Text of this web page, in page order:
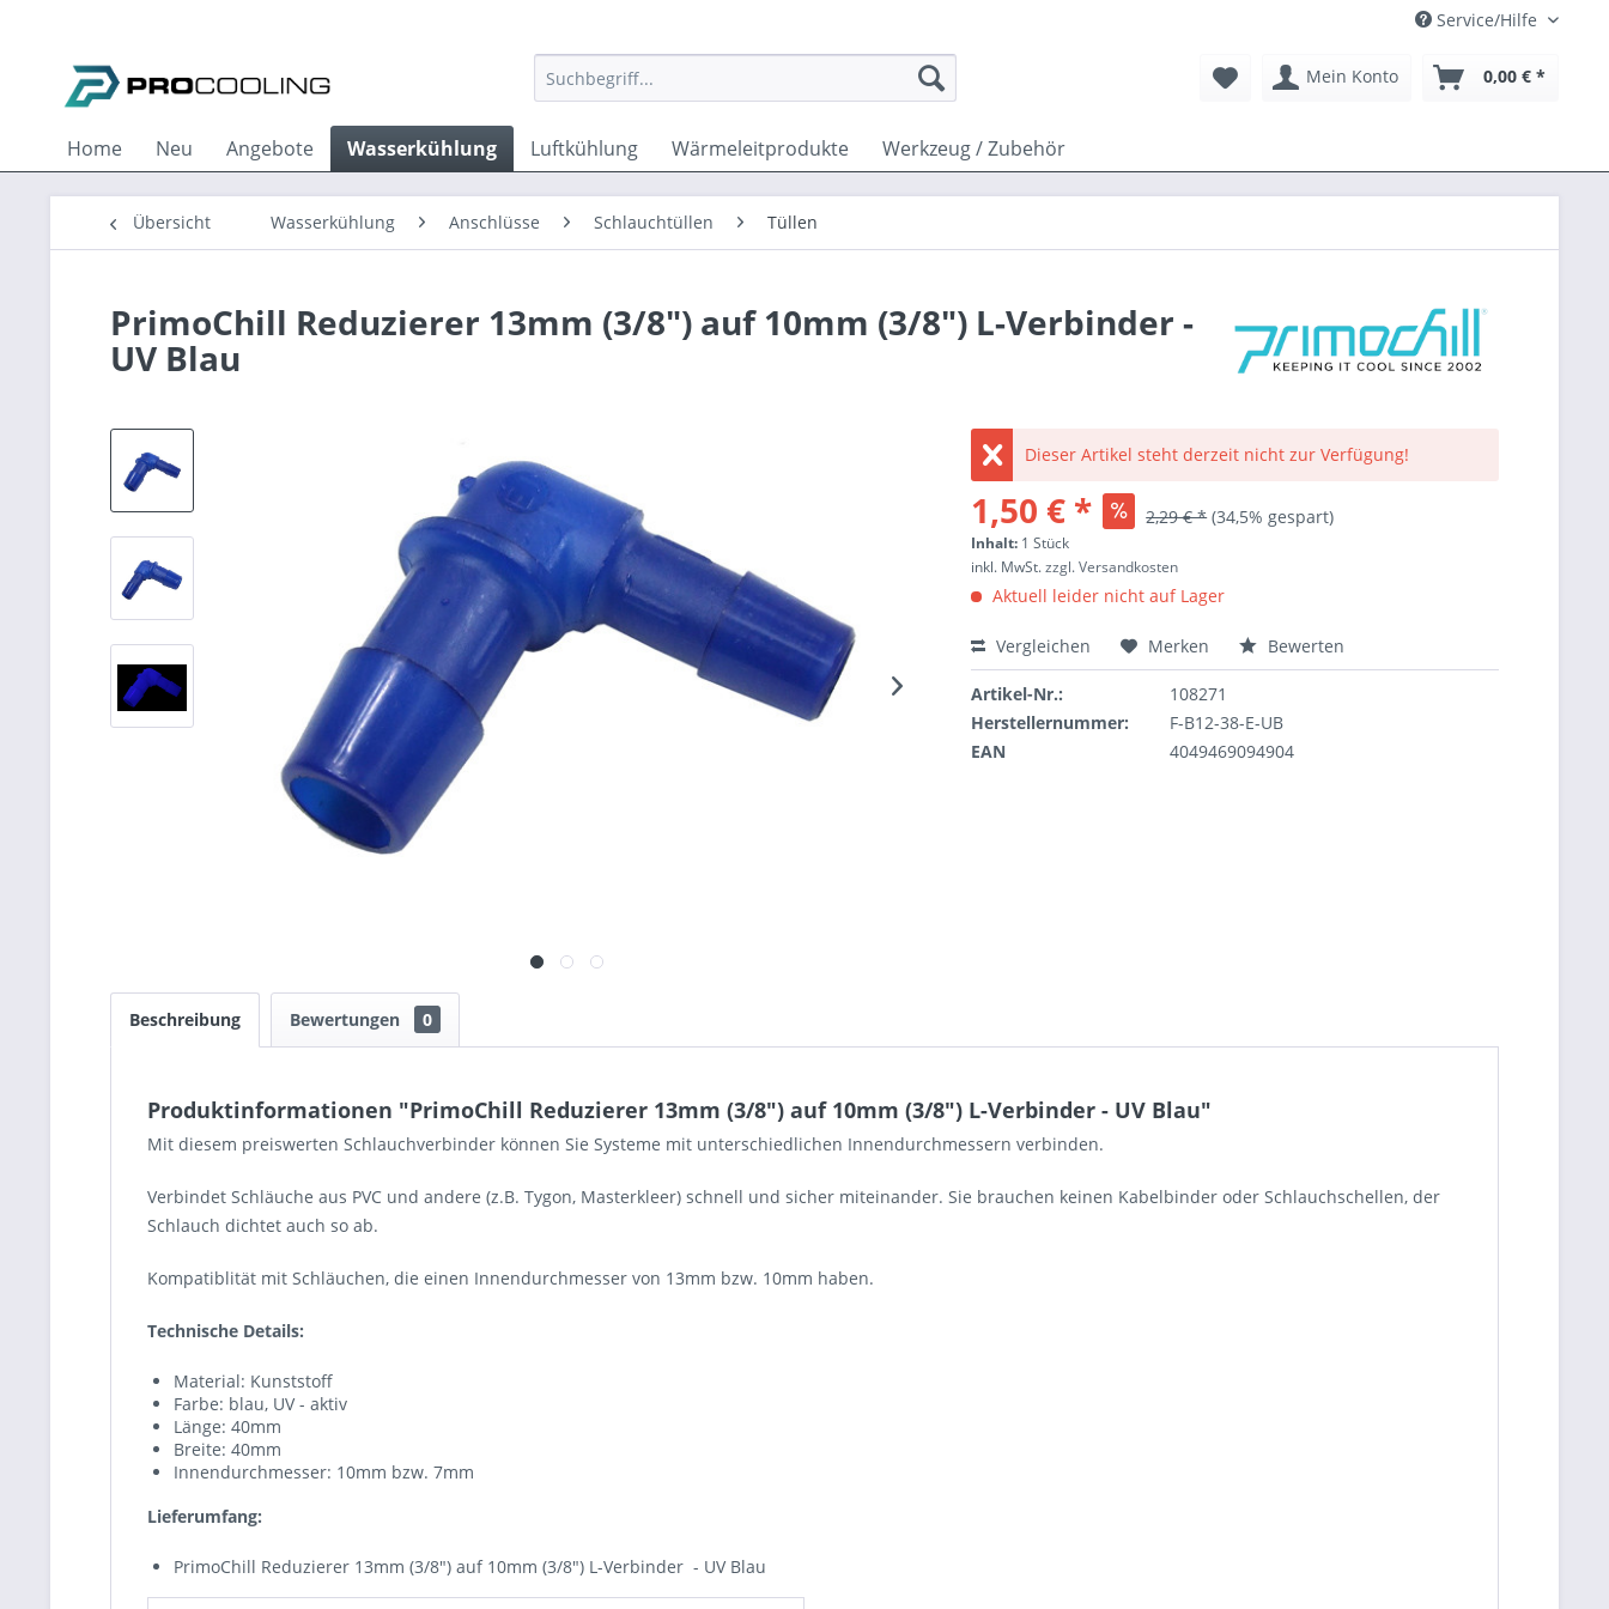
Service/Hilfe
Mein Konto 0,00 € *
Home Neu Angebote Wasserkühlung Luftkühlung Wärmeleitprodukte Werkzeug / Zubehör
Übersicht Wasserkühlung Anschlüsse Schlauchtüllen Tüllen
PrimoChill Reduzierer 13mm (3/8") auf 10mm (3/8") L-Verbinder -
UV Blau
Dieser Artikel steht derzeit nicht zur Verfügung!
1,50 € * 2,29 € * (34,5% gespart)
Inhalt: 1 Stück
inkl. MwSt.zzgl. Versandkosten
Aktuell leider nicht auf Lager
Vergleichen Merken Bewerten
Artikel-Nr.:
108271
Herstellernummer:
F-B12-38-E-UB
EAN
4049469094904
Beschreibung Bewertungen 0
Produktinformationen "PrimoChill Reduzierer 13mm (3/8") auf 10mm (3/8") L-Verbinder - UV Blau"
Mit diesem preiswerten Schlauchverbinder können Sie Systeme mit unterschiedlichen Innendurchmessern verbinden.
Verbindet Schläuche aus PVC und andere (z.B. Tygon, Masterkleer) schnell und sicher miteinander. Sie brauchen keinen Kabelbinder oder Schlauchschellen, der
Schlauch dichtet auch so ab.
Kompatiblität mit Schläuchen, die einen Innendurchmesser von 13mm bzw. 10mm haben.
Technische Details:
Material: Kunststoff
Farbe: blau, UV - aktiv
Länge: 40mm
Breite: 40mm
Innendurchmesser: 10mm bzw. 7mm
Lieferumfang:
PrimoChill Reduzierer 13mm (3/8") auf 10mm (3/8") L-Verbinder - UV Blau